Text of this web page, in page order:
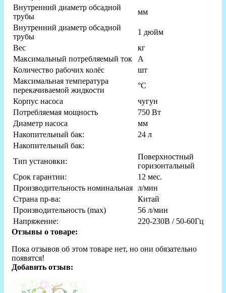
Внутренний диаметр обсадной
трубы
мм
Внутренний диаметр обсадной
трубы
1 дюйм
Вес
кг
Максимальный потребляемый ток
А
Количество рабочих колёс
шт
Максимальная температура
перекачиваемой жидкости
°С
Корпус насоса
чугун
Потребляемая мощность
750 Вт
Диаметр насоса
мм
Накопительный бак:
24 л
Накопительный бак:
Тип установки:
Поверхностный
горизонтальный
Срок гарантии:
12 мес.
Производительность номинальная л/мин
Страна пр-ва:
Китай
Производительность (max)
56 л/мин
Напряжение:
220-230В / 50-60Гц
Отзывы о товаре:
Пока отзывов об этом товаре нет, но они обязательно
появятся!
Добавить отзыв: